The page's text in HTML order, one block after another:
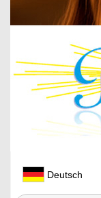
Deutsch